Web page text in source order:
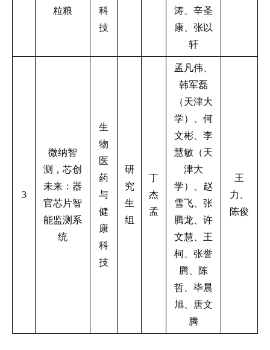
粒粮
科
技
涛、辛圣
康、张以
轩
3
微纳智
测，芯创
未来：器
官芯片智
能监测系
统
生
物
医
药
与
健
康
科
技
研
究
生
组
丁
杰
孟
孟凡伟、
韩军磊
（天津大
学）、何
文彬、李
慧敏（天
津大
学）、赵
雪飞、张
腾龙、许
文慧、王
柯、张誉
腾、陈
哲、毕晨
旭、唐文
腾
王
力、
陈俊